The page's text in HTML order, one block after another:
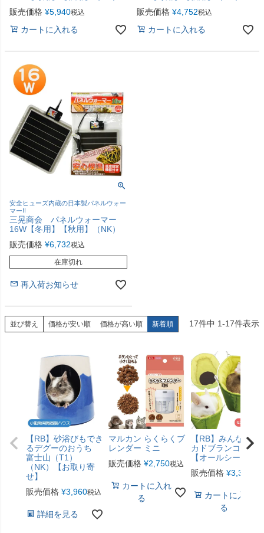
販売価格 ¥5,940税込
カートに入れる
販売価格 ¥4,752税込
カートに入れる
安全ヒューズ内蔵の日本製パネルウォー
マー!!
三晃商会 パネルウォーマー
16W【冬用】【秋用】（NK）
販売価格 ¥6,732税込
在庫切れ
再入荷お知らせ
並び替え 価格が安い順 価格が高い順 新着順 17件中 1-17件表示
【RB】砂浴びもでき
るデグーのおうち
富士山（T1）
（NK）【お取り寄
せ】
販売価格 ¥3,960税込
詳細を見る
マルカン らくらくブ
レンダー ミニ
販売価格 ¥2,750税込
カートに入れ
る
【RB】みんなのア
カドブランコ（F2
【オールシーズン
販売価格 ¥3,300
カートに入れ
る